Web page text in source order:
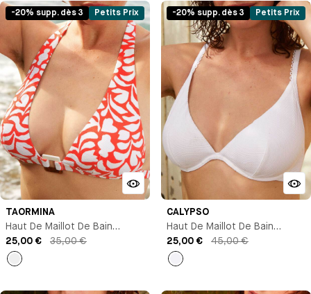
-20% supp. dès 3 Petits Prix
TAORMINA
Haut De Maillot De Bain
Triangle
25,00 € 35,00 €
-20% supp. dès 3 Petits Prix
CALYPSO
Haut De Maillot De Bain
Triangle Avec Armature
25,00 € 45,00 €